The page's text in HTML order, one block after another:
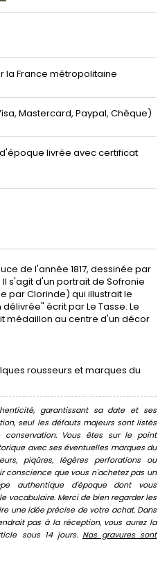
la France métropolitaine
Mastercard, Paypal, Chèque)
livrée avec certificat
de l'année 1817, dessinée par
s'agit d'un portrait de Sofronie
par Clorinde) qui illustrait le
écrit par Le Tasse. Le
médaillon au centre d'un décor
rousseurs et marques du
garantissant sa date et ses
seul les défauts majeurs sont listés
Vous êtes sur le point
avec ses éventuelles marques du
piqûres, légères perforations ou
conscience que vous n'achetez pas un
authentique d'époque dont vous
vocabulaire. Merci de bien regarder les
une idée précise de votre achat. Dans
pas à la réception, vous aurez la
sous 14 jours. Nos gravures sont